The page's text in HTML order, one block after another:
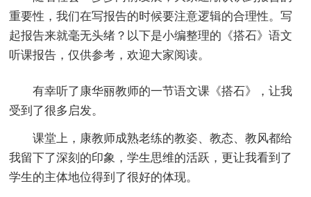
重要性，我们在写报告的时候要注意逻辑的合理性。写
起报告来就毫无头绪？以下是小编整理的《搭石》语文
听课报告，仅供参考，欢迎大家阅读。
有幸听了康华丽教师的一节语文课《搭石》，让我
受到了很多启发。
课堂上，康教师成熟老练的教姿、教态、教风都给
我留下了深刻的印象，学生思维的活跃，更让我看到了
学生的主体地位得到了很好的体现。